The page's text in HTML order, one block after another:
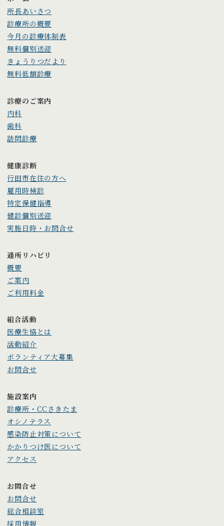
所長あいさつ
診療所の概要
今月の診療体制表
無料個別送迎
きょうりつだより
無料低額診療
診療のご案内
内科
歯科
訪問診療
健康診断
行田市在住の方へ
雇用時検診
特定保健指導
健診個別送迎
実施日時・お問合せ
通所リハビリ
概要
ご案内
ご利用料金
組合活動
医療生協とは
活動紹介
ボランティア大募集
お問合せ
施設案内
診療所・CCさきたま
オシノテラス
感染防止対策について
かかりつけ医について
アクセス
お問合せ
お問合せ
総合相談室
採用情報